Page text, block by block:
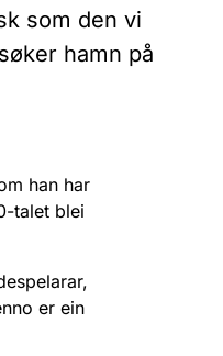
som den vi
hamn på
han har
talet blei
er ein